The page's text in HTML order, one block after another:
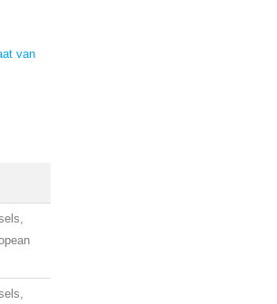
van